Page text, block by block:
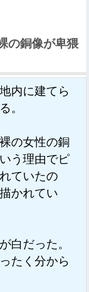
の銅像が卑猥
内に建てら
。
の女性の銅
う理由でピ
ていたの
かれてい
白だった。
たく分から